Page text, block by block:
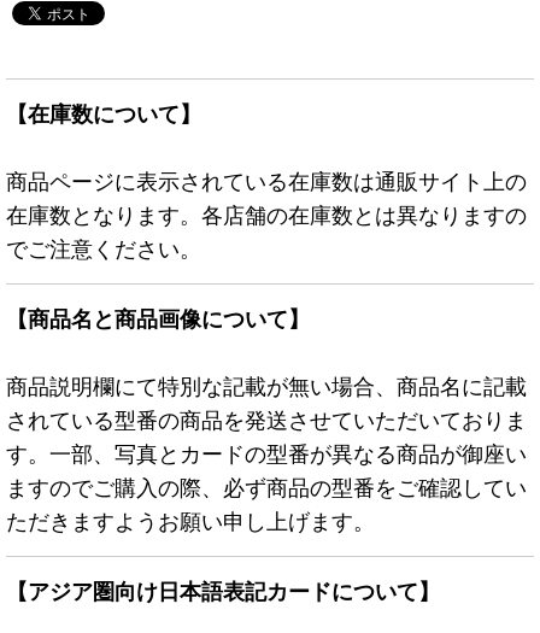
【在庫数について】
商品ページに表示されている在庫数は通販サイト上の
在庫数となります。各店舗の在庫数とは異なりますの
でご注意ください。
【商品名と商品画像について】
商品説明欄にて特別な記載が無い場合、商品名に記載
されている型番の商品を発送させていただいておりま
す。一部、写真とカードの型番が異なる商品が御座い
ますのでご購入の際、必ず商品の型番をご確認してい
ただきますようお願い申し上げます。
【アジア圏向け日本語表記カードについて】